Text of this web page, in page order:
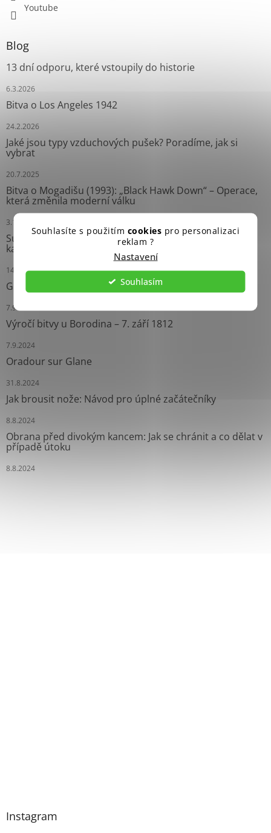
Souhlasíte s použitím cookies pro personalizaci
reklam ?
Nastavení
Souhlasím
Youtube
Blog
13 dní odporu, které vstoupily do historie
6.3.2026
Bitva o Los Angeles 1942
24.2.2026
Jaké jsou typy vzduchových pušek? Poradíme, jak si
vybrat
20.7.2025
Bitva o Mogadišu (1993): „Black Hawk Down“ – Operace,
která změnila moderní válku
3.10.2024
Survival náramky: Neprávem opomíjení pomocníci
každého dobrodruha
14.9.2024
Grease Gun: Ikonický Samopal Druhé světové války
7.9.2024
Výročí bitvy u Borodina – 7. září 1812
7.9.2024
Oradour sur Glane
31.8.2024
Jak brousit nože: Návod pro úplné začátečníky
8.8.2024
Obrana před divokým kancem: Jak se chránit a co dělat v
případě útoku
8.8.2024
Instagram